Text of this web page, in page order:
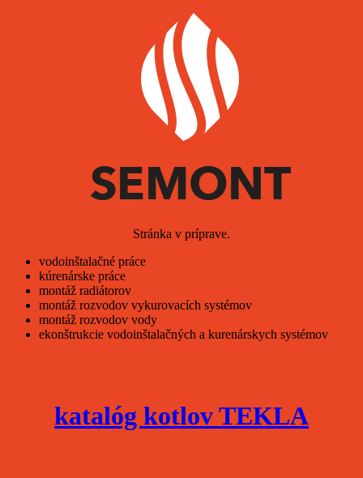
Stránka v príprave.
vodoinštalačné práce
kúrenárske práce
montáž radiátorov
montáž rozvodov vykurovacích systémov
montáž rozvodov vody
ekonštrukcie vodoinštalačných a kurenárskych systémov
katalóg kotlov TEKLA